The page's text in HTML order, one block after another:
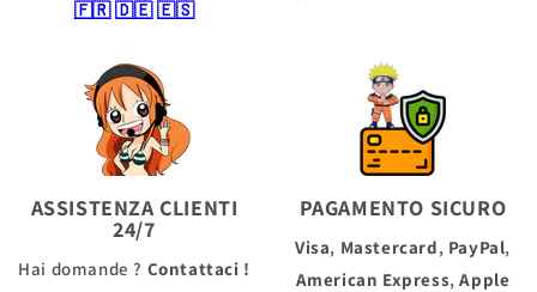
🇫🇷🇩🇪🇪🇸
ASSISTENZA CLIENTI
24/7
Hai domande ? Contattaci !
PAGAMENTO SICURO
Visa, Mastercard, PayPal,
American Express,Apple